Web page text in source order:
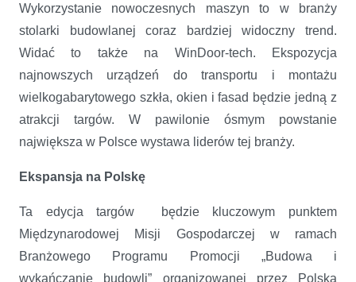
Wykorzystanie nowoczesnych maszyn to w branży
stolarki budowlanej coraz bardziej widoczny trend.
Widać to także na WinDoor-tech. Ekspozycja
najnowszych urządzeń do transportu i montażu
wielkogabarytowego szkła, okien i fasad będzie jedną z
atrakcji targów. W pawilonie ósmym powstanie
największa w Polsce wystawa liderów tej branży.
Ekspansja na Polskę
Ta edycja targów będzie kluczowym punktem
Międzynarodowej Misji Gospodarczej w ramach
Branżowego Programu Promocji „Budowa i
wykańczanie budowli” organizowanej przez Polską